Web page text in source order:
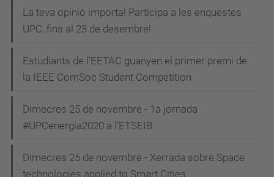
La teva opinió importa! Participa a les enquestes
UPC, fins al 23 de desembre!
Estudiants de l'EETAC guanyen el primer premi de
la IEEE ComSoc Student Competition
Dimecres 25 de novembre - 1a jornada
#UPCenergia2020 a l'ETSEIB
Dimecres 25 de novembre - Xerrada sobre Space
technologies applied to Smart Cities